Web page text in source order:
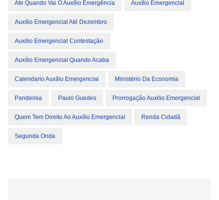
Ate Quando Vai O Auxílio Emergência Auxílio Emergencial
Auxílio Emergencial Até Dezembro
Auxilio Emergencial Contestação
Auxílio Emergencial Quando Acaba
Calendario Auxílio Emergencial Ministério Da Economia
Pandemia Paulo Guedes Prorrogação Auxilio Emergencial
Quem Tem Direito Ao Auxílio Emergencial Renda Cidadã
Segunda Onda